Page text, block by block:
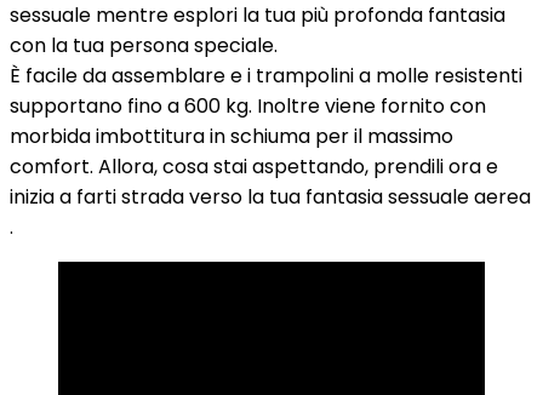
sessuale mentre esplori la tua più profonda fantasia
con la tua persona speciale.
È facile da assemblare e i trampolini a molle resistenti
supportano fino a 600 kg. Inoltre viene fornito con
morbida imbottitura in schiuma per il massimo
comfort. Allora, cosa stai aspettando, prendili ora e
inizia a farti strada verso la tua fantasia sessuale aerea
.